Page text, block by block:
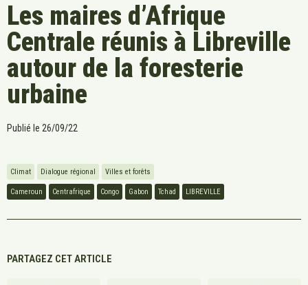
Les maires d’Afrique
Centrale réunis à Libreville
autour de la foresterie
urbaine
Publié le 26/09/22
Climat Dialogue régional Villes et forêts
Cameroun Centrafrique Congo Gabon Tchad LIBREVILLE
PARTAGEZ CET ARTICLE